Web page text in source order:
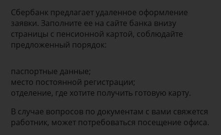
Сбербанк предлагает удаленное оформление
заявки. Заполните ее на сайте банка внизу
страницы с пенсионной картой, соблюдайте
предложенный порядок:
паспортные данные;
место постоянной регистрации;
отделение, где хотите получить готовую карту.
В случае вопросов по документам с вами свяжется
работник, может потребоваться посещение офиса.